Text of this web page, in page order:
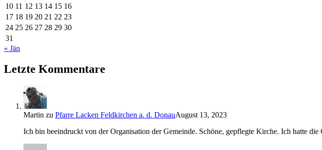
10 11 12 13 14 15 16
17 18 19 20 21 22 23
24 25 26 27 28 29 30
31
« Jän
Letzte Kommentare
Martin zu Pfarre Lacken Feldkirchen a. d. DonauAugust 13, 2023
Ich bin beeindruckt von der Organisation der Gemeinde. Schöne, gepflegte Kirche. Ich hatte